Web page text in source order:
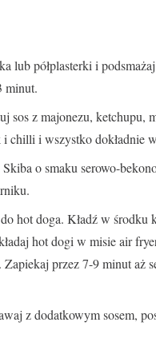
lub półplasterki i
minut.
sos z majonezu, ketchupu,
chilli i wszystko dokładnie
Skiba o smaku serowo-
hot doga. Kładź w środku
hot dogi w misie air
przez 7-9 minut aż
z dodatkowym sosem,